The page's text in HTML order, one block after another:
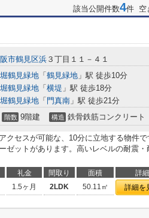
該当公開件数4件 空
市鶴見区浜 ３丁目１１－４１
鶴見緑地 「 鶴見緑地 」駅 徒歩10分
鶴見緑地 「 横堤 」駅 徒歩18分
鶴見緑地 「 門真南 」駅 徒歩21分
階数 9階建 構造 鉄骨鉄筋コンクリート
クセスが可能な、10分に立地する物件
ゼットがあります。高いレベルの耐震
礼金 間取り 面積 詳細
1.5ヶ月 2LDK 50.11㎡ 詳細を